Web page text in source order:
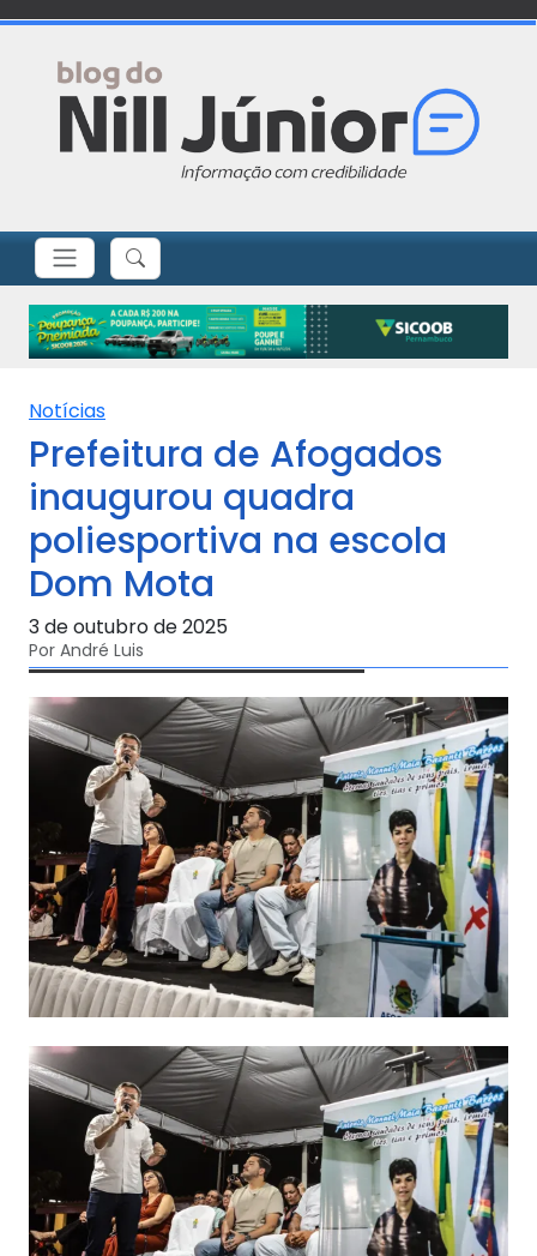
Notícias
Prefeitura de Afogados
inaugurou quadra
poliesportiva na escola
Dom Mota
3 de outubro de 2025
Por André Luis